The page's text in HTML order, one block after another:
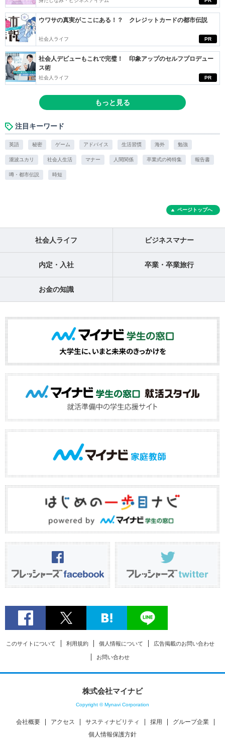
PR
ウワサの真実がここにある！？ クレジットカードの都市伝説
社会人ライフ
PR
社会人デビューもこれで完璧！ 印象アップのセルフプロデュー
ス術
社会人ライフ
もっと見る
注目キーワード
英語 秘密 ゲーム アドバイス 生活習慣 海外 勉強
瀧波ユカリ 社会人生活 マナー 人間関係 卒業式の袴特集 報告書
噂・都市伝説 時短
ページトップへ
社会人ライフ ビジネスマナー
内定・入社 卒業・卒業旅行
お金の知識
このサイトについて 利用規約 個人情報について 広告掲載のお問い合わせ
お問い合わせ
株式会社マイナビ
Copyright © Mynavi Corporation
会社概要 アクセス サスティナビリティ 採用
グループ企業
個人情報保護方針